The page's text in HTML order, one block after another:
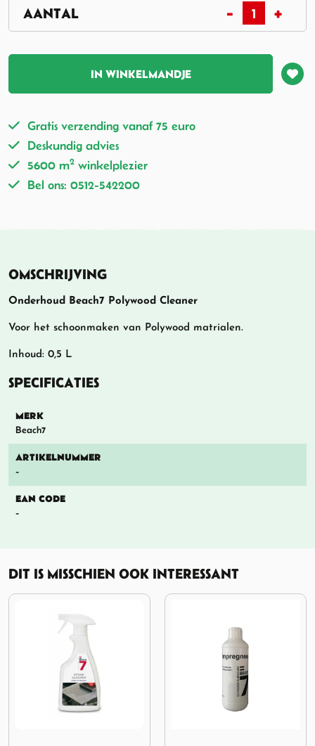
IN WINKELMANDJE
Gratis verzending vanaf 75 euro
Deskundig advies
5600 m2 winkelplezier
Bel ons: 0512-542200
OMSCHRIJVING
Onderhoud Beach7 Polywood Cleaner
Voor het schoonmaken van Polywood matrialen.
Inhoud: 0,5 L
SPECIFICATIES
MERK
Beach7
ARTIKELNUMMER
-
EAN CODE
-
DIT IS MISSCHIEN OOK INTERESSANT